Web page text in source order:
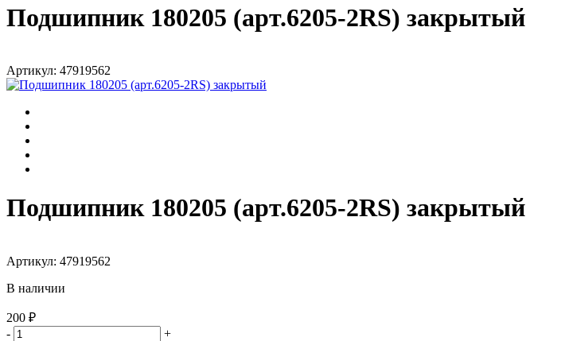
Подшипник 180205 (арт.6205-2RS) закрытый
Артикул: 47919562
Подшипник 180205 (арт.6205-2RS) закрытый
Артикул: 47919562
В наличии
200 ₽
-
+